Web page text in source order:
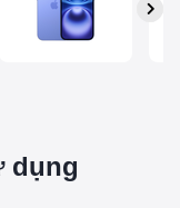
dụng